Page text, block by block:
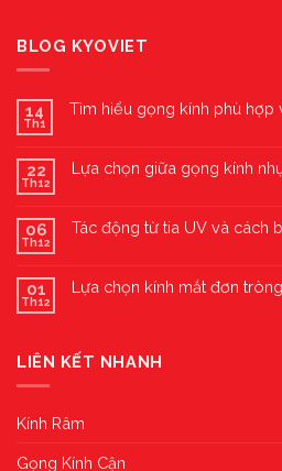
BLOG KYOVIET
14
Th1
Tìm hiểu gọng kính phù hợp
22
Th12
Lựa chọn giữa gọng kính
06
Th12
Tác động từ tia UV và cách
01
Th12
Lựa chọn kính mắt đơn
LIÊN KẾT NHANH
Kính Râm
Gọng Kính Cận